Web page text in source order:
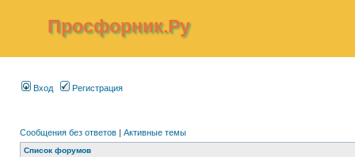
Просфорник.Ру
Вход Регистрация
Сообщения без ответов | Активные темы
Список форумов